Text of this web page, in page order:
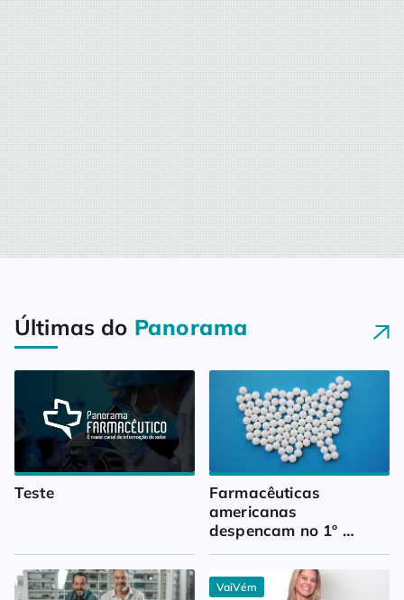
eles que aprendemos a dar o
nosso melhor diariamente, nos
Últimas do Panorama
Teste
Farmacêuticas
americanas
despencam no 1º
VaiVém